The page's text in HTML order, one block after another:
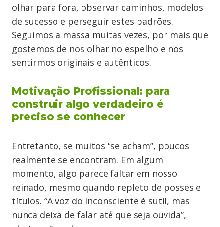
olhar para fora, observar caminhos, modelos
de sucesso e perseguir estes padrões.
Seguimos a massa muitas vezes, por mais que
gostemos de nos olhar no espelho e nos
sentirmos originais e autênticos.
Motivação Profissional: para
construir algo verdadeiro é
preciso se conhecer
Entretanto, se muitos “se acham”, poucos
realmente se encontram. Em algum
momento, algo parece faltar em nosso
reinado, mesmo quando repleto de posses e
títulos. “A voz do inconsciente é sutil, mas
nunca deixa de falar até que seja ouvida”,